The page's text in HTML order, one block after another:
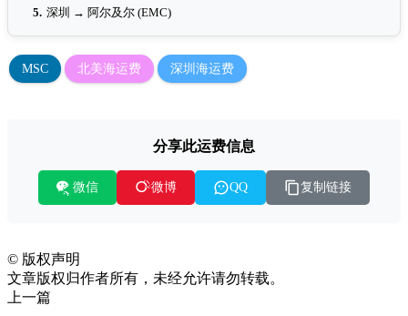
5. 深圳 → 阿尔及尔 (EMC)
MSC 北美海运费 深圳海运费
分享此运费信息
微信 微博 QQ 复制链接
© 版权声明
文章版权归作者所有，未经允许请勿转载。
上一篇